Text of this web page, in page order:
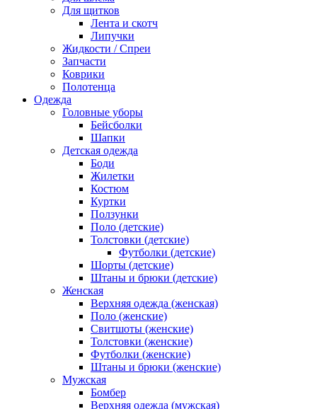
Для щитков
Лента и скотч
Липучки
Жидкости / Спреи
Запчасти
Коврики
Полотенца
Одежда
Головные уборы
Бейсболки
Шапки
Детская одежда
Боди
Жилетки
Костюм
Куртки
Ползунки
Поло (детские)
Толстовки (детские)
Футболки (детские)
Шорты (детские)
Штаны и брюки (детские)
Женская
Верхняя одежда (женская)
Поло (женские)
Свитшоты (женские)
Толстовки (женские)
Футболки (женские)
Штаны и брюки (женские)
Мужская
Бомбер
Верхняя одежда (мужская)